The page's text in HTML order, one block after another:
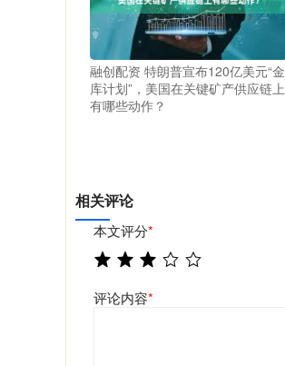
融创配资 特朗普宣布120亿美元“金
库计划”，美国在关键矿产供应链上
有哪些动作？
相关评论
本文评分*
评论内容*